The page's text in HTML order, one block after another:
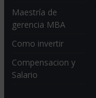
Maestría de
gerencia MBA
Como invertir
Compensacion y
Salario